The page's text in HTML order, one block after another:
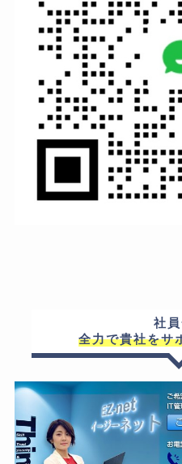
社員
全力で貴社をサ